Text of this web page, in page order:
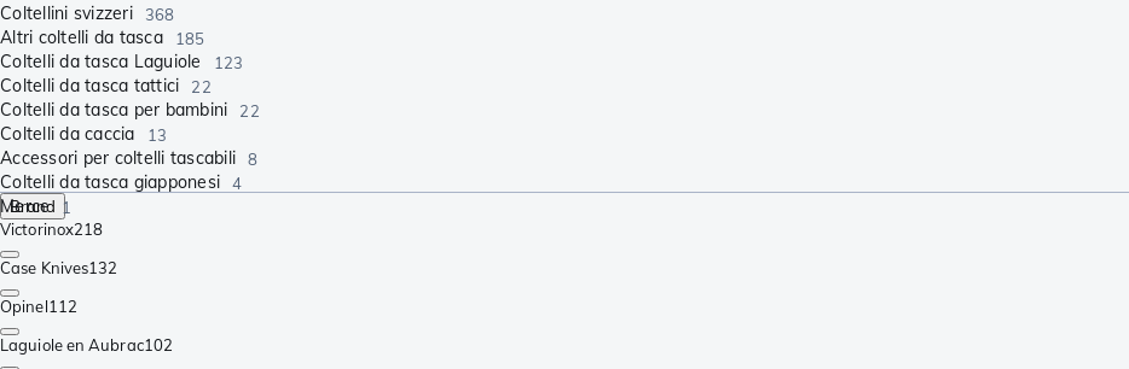
Coltellini svizzeri 368
Altri coltelli da tasca 185
Coltelli da tasca Laguiole 123
Coltelli da tasca tattici 22
Coltelli da tasca per bambini 22
Coltelli da caccia 13
Accessori per coltelli tascabili 8
Coltelli da tasca giapponesi 4
Merce 1
Brand
Victorinox218
Case Knives132
Opinel112
Laguiole en Aubrac102